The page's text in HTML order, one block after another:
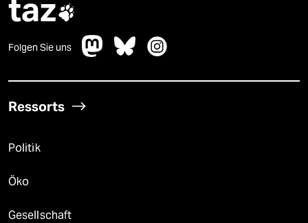
taz
Folgen Sie uns
Ressorts
Politik
Öko
Gesellschaft